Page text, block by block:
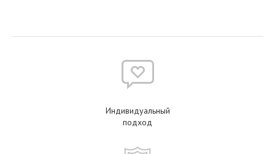
Индивидуальный
подход